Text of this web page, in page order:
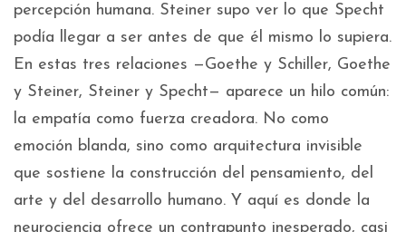
percepción humana. Steiner supo ver lo que Specht
podía llegar a ser antes de que él mismo lo supiera.
En estas tres relaciones —Goethe y Schiller, Goethe
y Steiner, Steiner y Specht— aparece un hilo común:
la empatía como fuerza creadora. No como
emoción blanda, sino como arquitectura invisible
que sostiene la construcción del pensamiento, del
arte y del desarrollo humano. Y aquí es donde la
neurociencia ofrece un contrapunto inesperado, casi